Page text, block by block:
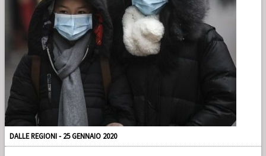
DALLE REGIONI - 25 GENNAIO 2020